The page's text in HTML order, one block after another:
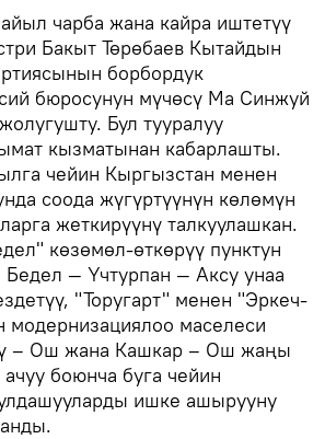
чарба жана кайра иштетүү
Бакыт Төрөбаев Кытайдын
борбордук
бюросунун мүчөсү Ма Синжуй
Бул тууралуу
кызматынан кабарлашты.
чейин Кыргызстан менен
соода жүгүртүүнүн көлөмүн
жеткирүүнү талкуулашкан.
көзөмөл-өткөрүү пунктун
— Үчтурпан — Аксу унаа
"Торугарт" менен "Эркеч-
модернизациялоо маселеси
– Ош жана Кашкар – Ош жаңы
боюнча буга чейин
ишке ашырууну